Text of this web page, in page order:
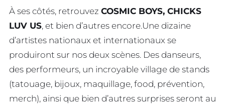
À ses côtés, retrouvez COSMIC BOYS, CHICKS
LUV US, et bien d’autres encore.Une dizaine
d’artistes nationaux et internationaux se
produiront sur nos deux scènes. Des danseurs,
des performeurs, un incroyable village de stands
(tatouage, bijoux, maquillage, food, prévention,
merch), ainsi que bien d’autres surprises seront au